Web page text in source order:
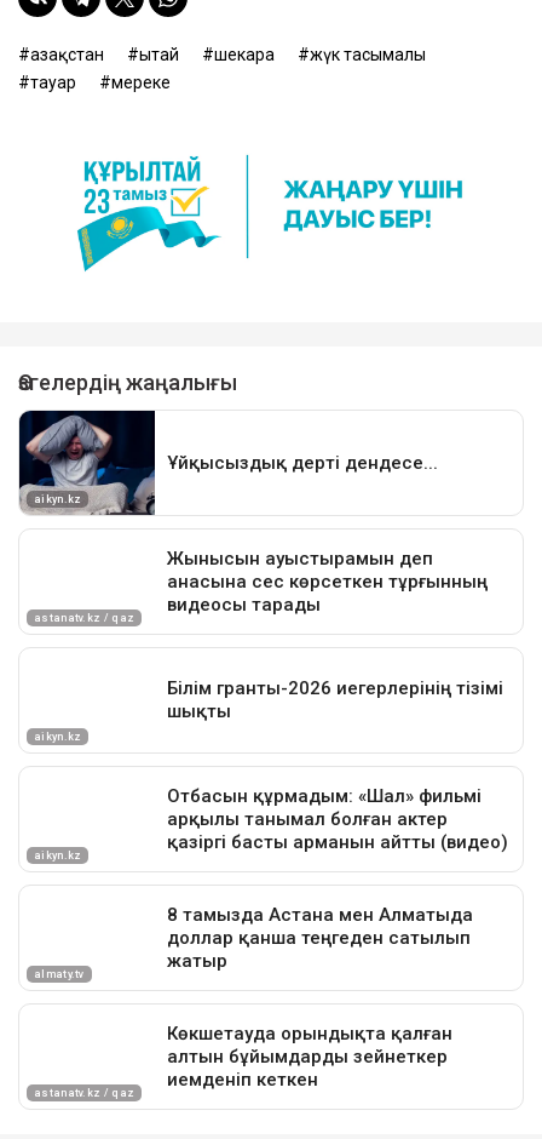
Қазақстан Қытай шекара
жүк тасымалы
тауар
мереке